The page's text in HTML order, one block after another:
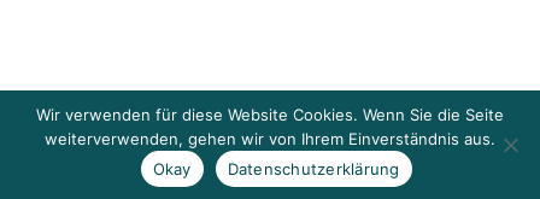
Wir verwenden für diese Website Cookies. Wenn Sie die Seite
weiterverwenden, gehen wir von Ihrem Einverständnis aus.
Okay
Datenschutzerklärung